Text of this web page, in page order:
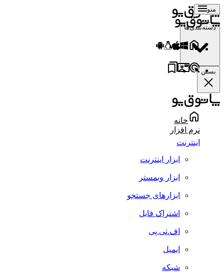
منو
دسته‌بندی‌ها
بستن
خانه
نرم افزار
اینترنت
ابزار اینترنت
ابزار وبمستر
ابزارهای جستجو
اشتراک فایل
اف.تی.پی
ایمیل
شبکه